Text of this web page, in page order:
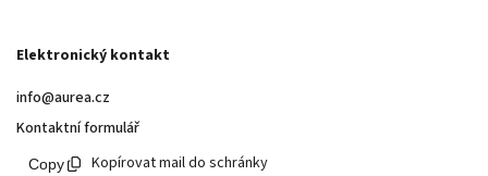
Elektronický kontakt
info@aurea.cz
Kontaktní formulář
Kopírovat mail do schránky